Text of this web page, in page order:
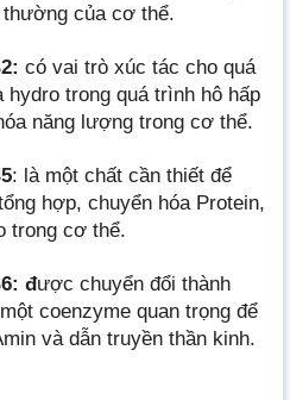
của cơ thể.
có vai trò xúc tác cho quá
trong quá trình hô hấp
năng lượng trong cơ thể.
: là một chất cần thiết để
hợp, chuyển hóa Protein,
trong cơ thể.
được chuyển đổi thành
coenzyme quan trọng để
và dẫn truyền thần kinh.